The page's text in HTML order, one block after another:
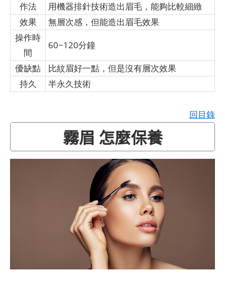
作法
用機器排針技術造出眉毛，能夠比較細緻
效果
無層次感，但能造出眉毛效果
操作時
間
60~120分鐘
優缺點
比紋眉好一點，但是沒有層次效果
持久
半永久技術
回目錄
霧眉 怎麼保養